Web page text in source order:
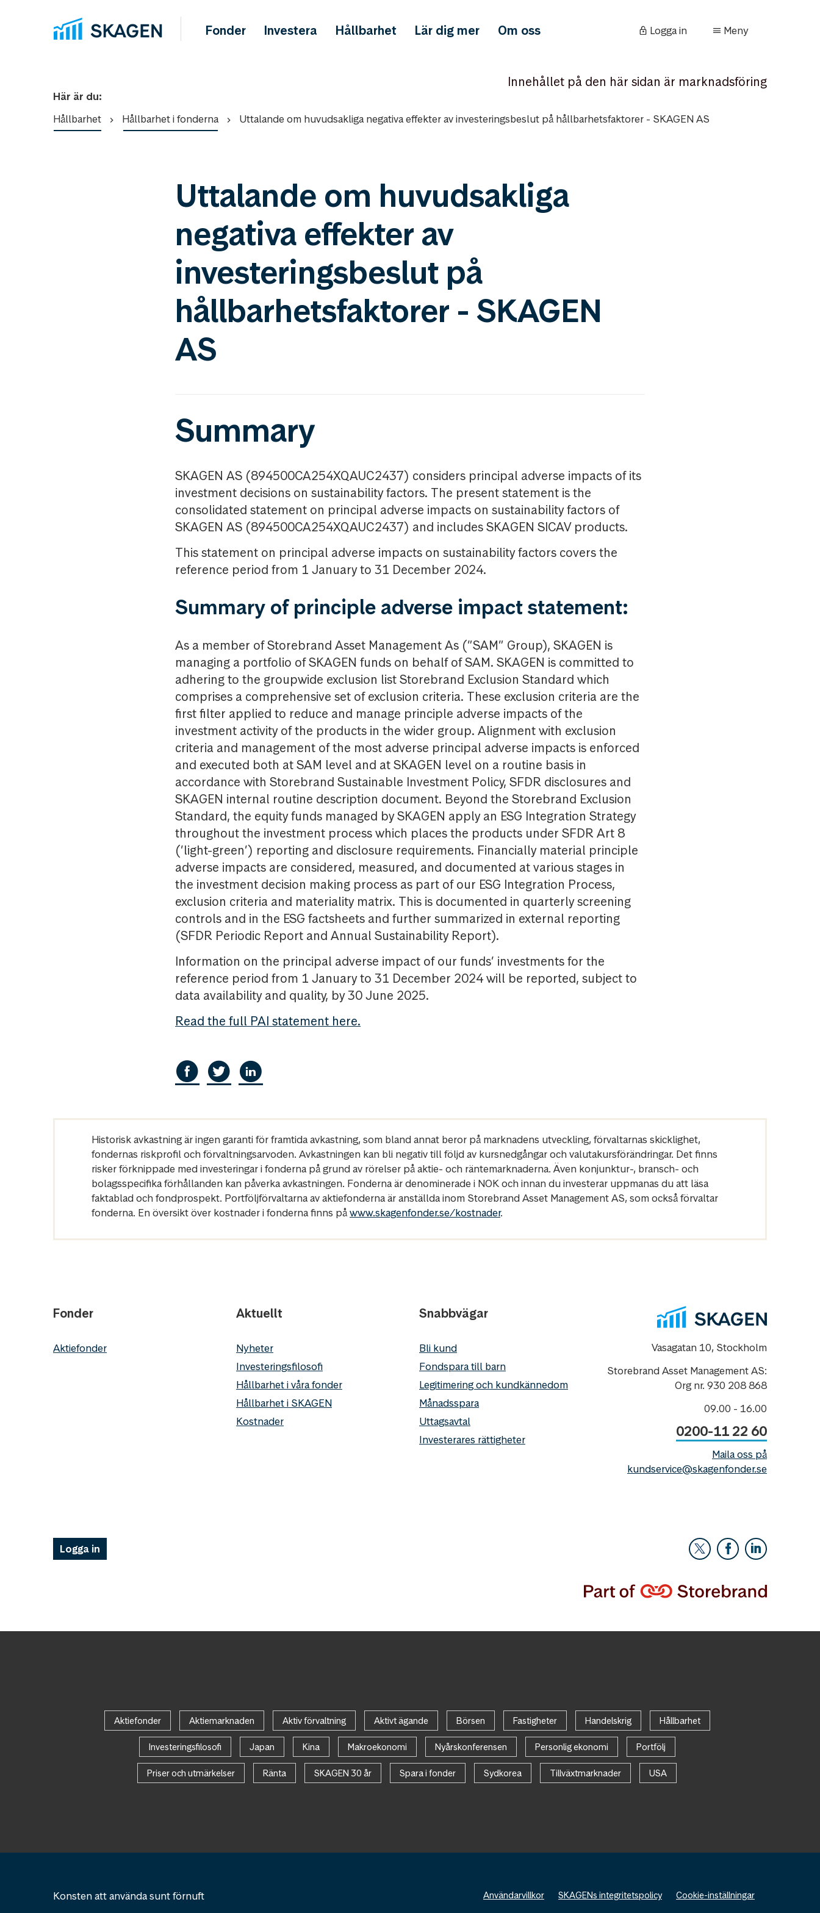
Fonder Investera Hållbarhet Lär dig mer Om oss Logga in Meny
Innehållet på den här sidan är marknadsföring
Här är du:
Hållbarhet
Hållbarhet i fonderna Uttalande om huvudsakliga negativa effekter av investeringsbeslut på hållbarhetsfaktorer - SKAGEN AS
Uttalande om huvudsakliga
negativa effekter av
investeringsbeslut på
hållbarhetsfaktorer - SKAGEN
AS
Summary
SKAGEN AS (894500CA254XQAUC2437) considers principal adverse impacts of its
investment decisions on sustainability factors. The present statement is the
consolidated statement on principal adverse impacts on sustainability factors of
SKAGEN AS (894500CA254XQAUC2437) and includes SKAGEN SICAV products.
This statement on principal adverse impacts on sustainability factors covers the
reference period from 1 January to 31 December 2024.
Summary of principle adverse impact statement:
As a member of Storebrand Asset Management As (”SAM” Group), SKAGEN is
managing a portfolio of SKAGEN funds on behalf of SAM. SKAGEN is committed to
adhering to the groupwide exclusion list Storebrand Exclusion Standard which
comprises a comprehensive set of exclusion criteria. These exclusion criteria are the
first filter applied to reduce and manage principle adverse impacts of the
investment activity of the products in the wider group. Alignment with exclusion
criteria and management of the most adverse principal adverse impacts is enforced
and executed both at SAM level and at SKAGEN level on a routine basis in
accordance with Storebrand Sustainable Investment Policy, SFDR disclosures and
SKAGEN internal routine description document. Beyond the Storebrand Exclusion
Standard, the equity funds managed by SKAGEN apply an ESG Integration Strategy
throughout the investment process which places the products under SFDR Art 8
(’light-green’) reporting and disclosure requirements. Financially material principle
adverse impacts are considered, measured, and documented at various stages in
the investment decision making process as part of our ESG Integration Process,
exclusion criteria and materiality matrix. This is documented in quarterly screening
controls and in the ESG factsheets and further summarized in external reporting
(SFDR Periodic Report and Annual Sustainability Report).
Information on the principal adverse impact of our funds’ investments for the
reference period from 1 January to 31 December 2024 will be reported, subject to
data availability and quality, by 30 June 2025.
Read the full PAI statement here.
Historisk avkastning är ingen garanti för framtida avkastning, som bland annat beror på marknadens utveckling, förvaltarnas skicklighet,
fondernas riskprofil och förvaltningsarvoden. Avkastningen kan bli negativ till följd av kursnedgångar och valutakursförändringar. Det finns
risker förknippade med investeringar i fonderna på grund av rörelser på aktie- och räntemarknaderna. Även konjunktur-, bransch- och
bolagsspecifika förhållanden kan påverka avkastningen. Fonderna är denominerade i NOK och innan du investerar uppmanas du att läsa
faktablad och fondprospekt. Portföljförvaltarna av aktiefonderna är anställda inom Storebrand Asset Management AS, som också förvaltar
fonderna. En översikt över kostnader i fonderna finns påwww.skagenfonder.se/kostnader.
Fonder
Aktiefonder
Aktuellt
Nyheter
Investeringsfilosofi
Hållbarhet i våra fonder
Hållbarhet i SKAGEN
Kostnader
Snabbvägar
Bli kund
Fondspara till barn
Legitimering och kundkännedom
Månadsspara
Uttagsavtal
Investerares rättigheter
Vasagatan 10, Stockholm
Storebrand Asset Management AS:
Org nr. 930 208 868
09.00 - 16.00
0200-11 22 60
Maila oss på
kundservice@skagenfonder.se
Logga in
Aktiefonder Aktiemarknaden Aktiv förvaltning Aktivt ägande Börsen Fastigheter Handelskrig Hållbarhet
Investeringsfilosofi Japan Kina Makroekonomi Nyårskonferensen Personlig ekonomi Portfölj
Priser och utmärkelser Ränta SKAGEN 30 år Spara i fonder Sydkorea Tillväxtmarknader USA
Konsten att använda sunt förnuft Användarvillkor SKAGENs integritetspolicy Cookie-inställningar